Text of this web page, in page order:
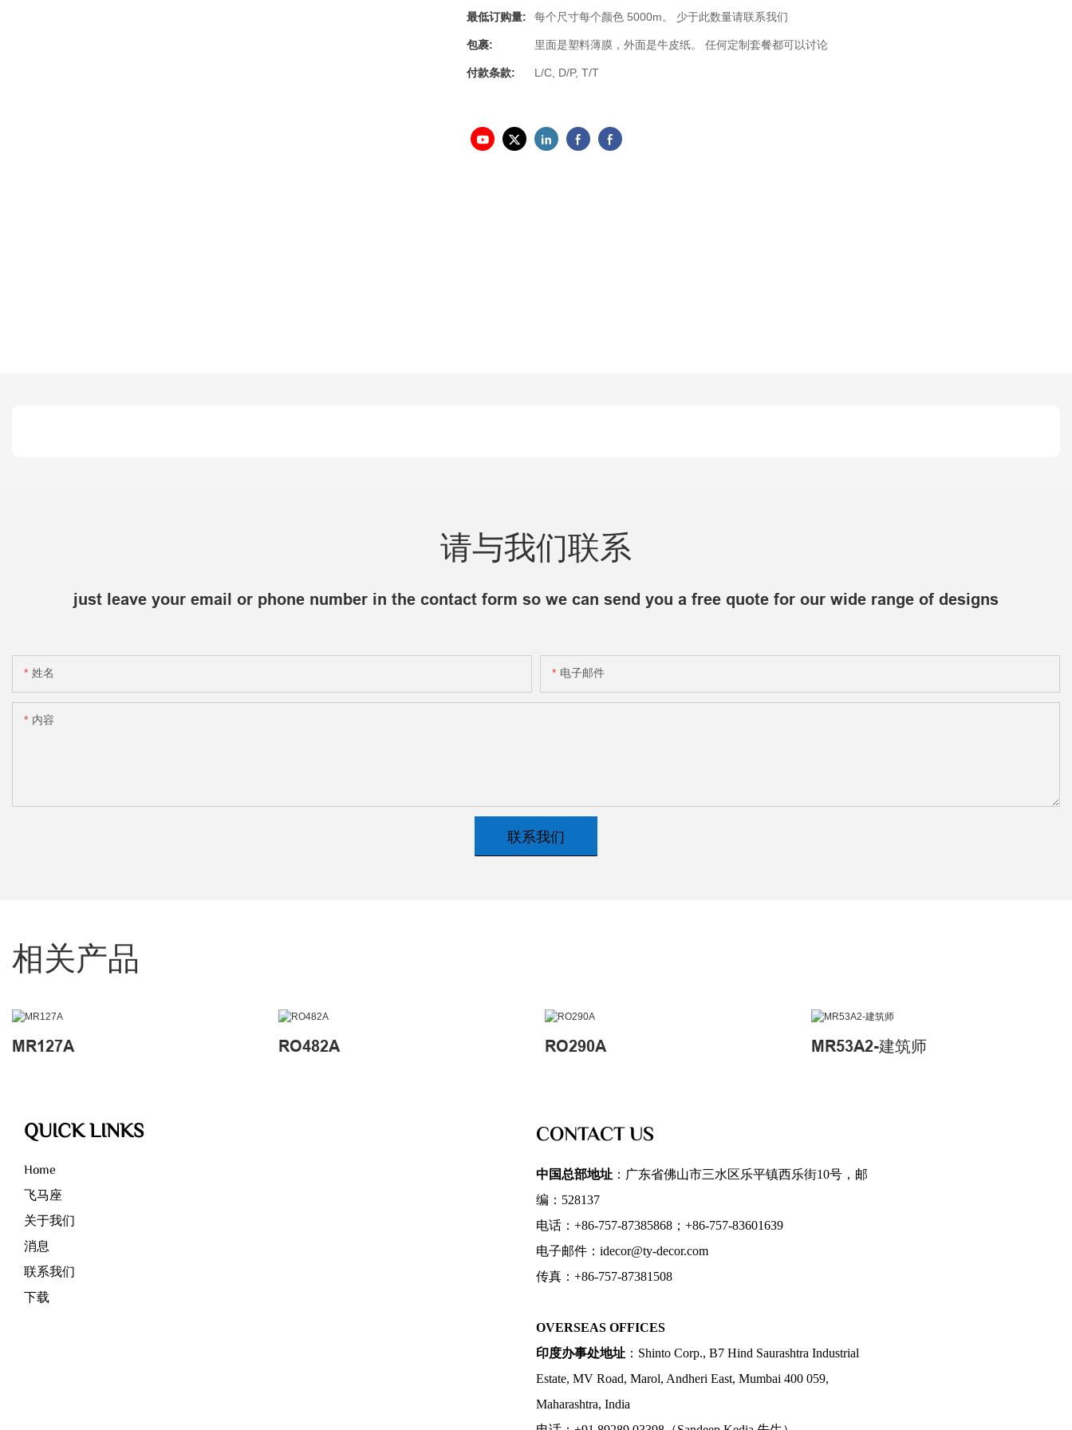
最低订购量: 每个尺寸每个颜色 5000m。 少于此数量请联系我们
包裹: 里面是塑料薄膜，外面是牛皮纸。 任何定制套餐都可以讨论
付款条款: L/C, D/P, T/T
请与我们联系
just leave your email or phone number in the contact form so we can send you a free quote for our wide range of designs
姓名 电子邮件
内容
联系我们
相关产品
MR127A RO482A RO290A MR53A2-建筑师
QUICK LINKS
Home
飞马座
关于我们
消息
联系我们
下载
CONTACT US
中国总部地址 ：广东省佛山市三水区乐平镇西乐街10号，邮
编：528137
电话：+86-757-87385868；+86-757-83601639
电子邮件：idecor@ty-decor.com
传真：+86-757-87381508
OVERSEAS OFFICES
印度办事处地址 ：Shinto Corp., B7 Hind Saurashtra Industrial
Estate, MV Road, Marol, Andheri East, Mumbai 400 059,
Maharashtra, India